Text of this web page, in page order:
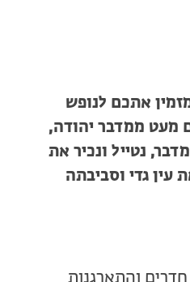
אתכם לנופש
מעט ממדבר יהודה,
נטייל ונכיר את
עין גדי וסביבתה